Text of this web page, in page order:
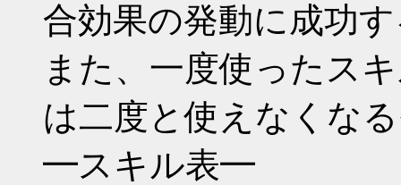
合効果の発動に成功
また、一度使ったス
は二度と使えなくな
━スキル表━